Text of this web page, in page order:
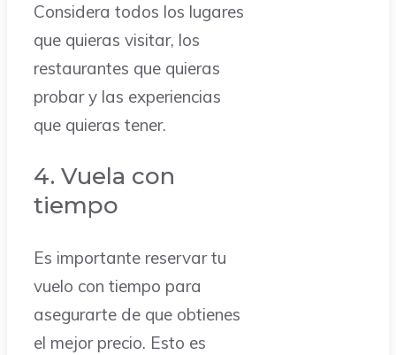
Considera todos los lugares
que quieras visitar, los
restaurantes que quieras
probar y las experiencias
que quieras tener.
4. Vuela con
tiempo
Es importante reservar tu
vuelo con tiempo para
asegurarte de que obtienes
el mejor precio. Esto es